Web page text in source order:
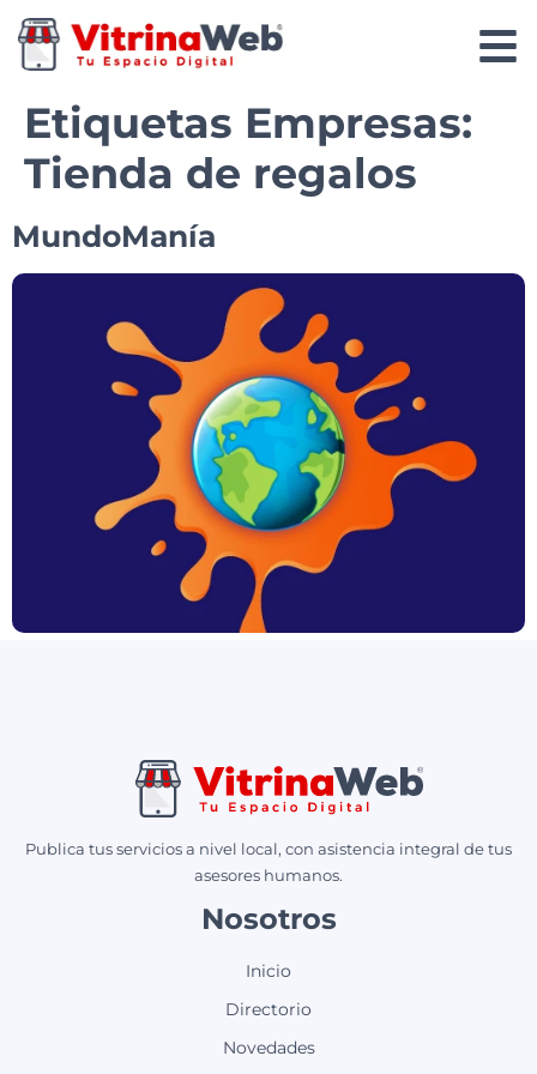
Etiquetas Empresas:
Tienda de regalos
MundoManía
Publica tus servicios a nivel local, con asistencia integral de tus
asesores humanos.
Nosotros
Inicio
Directorio
Novedades